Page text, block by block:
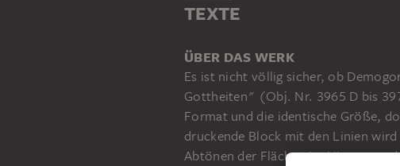
TEXTE
ÜBER DAS WERK
Es ist nicht völlig sicher, ob
Gottheiten" (Obj. Nr. 3965 D bis
Format und die identische Größe,
druckende Block mit den Linien
Abtönen der Flächen im